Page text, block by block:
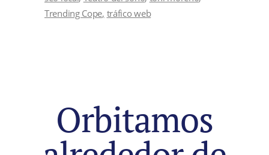
Trending Cope tráfico web
Orbitamos